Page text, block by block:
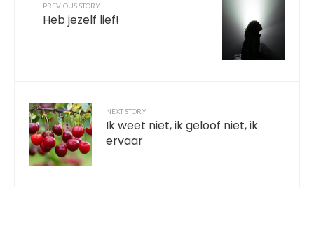
PREVIOUS STORY
Heb jezelf lief!
NEXT STORY
Ik weet niet, ik geloof niet, ik
ervaar